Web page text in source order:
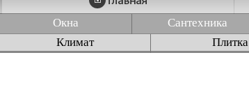
Окна Сантехника
Климат
Плитка